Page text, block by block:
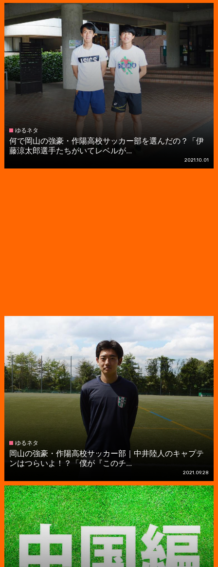
ゆるネタ
何で岡山の強豪・作陽高校サッカー部を選んだの？「伊
藤涼太郎選手たちがいてレベルが...
2021.10.01
ゆるネタ
岡山の強豪・作陽高校サッカー部｜中井陸人のキャプテ
ンはつらいよ！？「僕が『このチ...
2021.09.28